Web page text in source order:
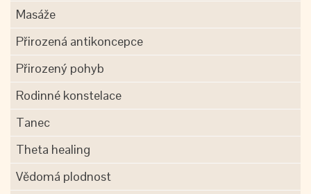
Masáže
Přirozená antikoncepce
Přirozený pohyb
Rodinné konstelace
Tanec
Theta healing
Vědomá plodnost